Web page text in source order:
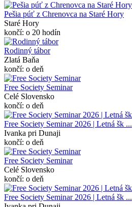
Pešia púť z Chrenovca na Staré Hory
Staré Hory
končí: o 20 hodín
Rodinný tábor
Zlatá Baňa
končí: o deň
Free Society Seminar
Celé Slovensko
končí: o deň
Free Society Seminar 2026 | Letná šk ...
Ivanka pri Dunaji
končí: o deň
Free Society Seminar
Celé Slovensko
končí: o deň
Free Society Seminar 2026 | Letná šk ...